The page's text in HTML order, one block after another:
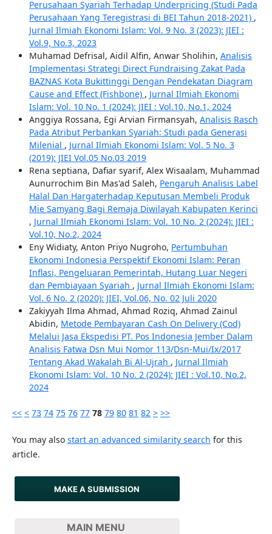
Perusahaan Syariah Terhadap Underpricing (Studi Pada
Perusahaan Yang Teregistrasi di BEI Tahun 2018-2021) ,
Jurnal Ilmiah Ekonomi Islam: Vol. 9 No. 3 (2023): JIEI :
Vol.9, No.3, 2023
Muhamad Defrisal, Aidil Alfin, Anwar Sholihin, Analisis
Implementasi Strategi Direct Fundraising Zakat Pada
BAZNAS Kota Bukittinggi Dengan Pendekatan Diagram
Cause and Effect (Fishbone) , Jurnal Ilmiah Ekonomi
Islam: Vol. 10 No. 1 (2024): JIEI : Vol.10, No.1, 2024
Anggiya Rossana, Egi Arvian Firmansyah, Analisis Rasch
Pada Atribut Perbankan Syariah: Studi pada Generasi
Milenial , Jurnal Ilmiah Ekonomi Islam: Vol. 5 No. 3
(2019): JIEI Vol.05 No.03 2019
Rena septiana, Dafiar syarif, Alex Wisaalam, Muhammad
Aunurrochim Bin Mas'ad Saleh, Pengaruh Analisis Label
Halal Dan Hargaterhadap Keputusan Membeli Produk
Mie Samyang Bagi Remaja Diwilayah Kabupaten Kerinci
, Jurnal Ilmiah Ekonomi Islam: Vol. 10 No. 2 (2024): JIEI :
Vol.10, No.2, 2024
Eny Widiaty, Anton Priyo Nugroho, Pertumbuhan
Ekonomi Indonesia Perspektif Ekonomi Islam: Peran
Inflasi, Pengeluaran Pemerintah, Hutang Luar Negeri
dan Pembiayaan Syariah , Jurnal Ilmiah Ekonomi Islam:
Vol. 6 No. 2 (2020): JIEI, Vol.06, No. 02 Juli 2020
Zakiyyah Ilma Ahmad, Ahmad Roziq, Ahmad Zainul
Abidin, Metode Pembayaran Cash On Delivery (Cod)
Melalui Jasa Ekspedisi PT. Pos Indonesia Jember Dalam
Analisis Fatwa Dsn Mui Nomor 113/Dsn-Mui/Ix/2017
Tentang Akad Wakalah Bi Al-Ujrah , Jurnal Ilmiah
Ekonomi Islam: Vol. 10 No. 2 (2024): JIEI : Vol.10, No.2,
2024
<< < 73 74 75 76 77 78 79 80 81 82 > >>
You may also start an advanced similarity search for this
article.
MAKE A SUBMISSION
MAIN MENU